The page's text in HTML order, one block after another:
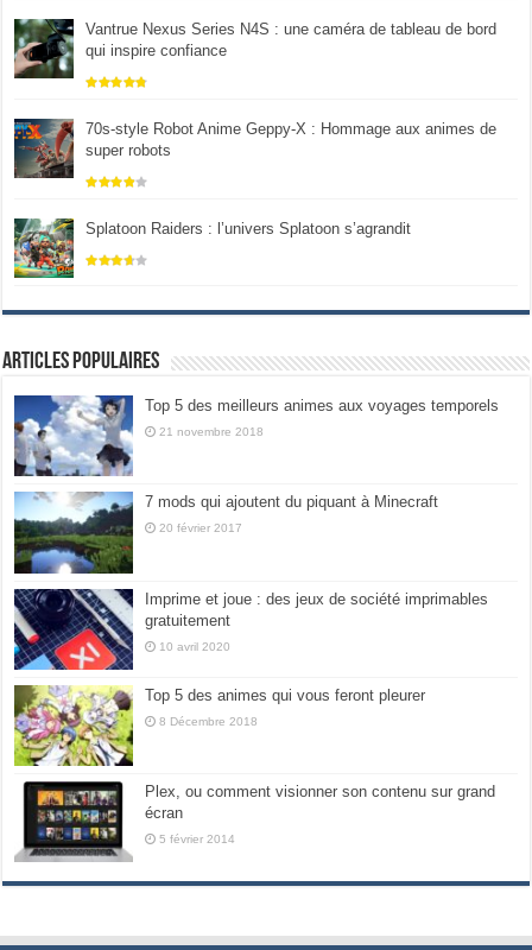
Vantrue Nexus Series N4S : une caméra de tableau de bord
qui inspire confiance
70s-style Robot Anime Geppy-X : Hommage aux animes de
super robots
Splatoon Raiders : l’univers Splatoon s’agrandit
Articles populaires
Top 5 des meilleurs animes aux voyages temporels
21 novembre 2018
7 mods qui ajoutent du piquant à Minecraft
20 février 2017
Imprime et joue : des jeux de société imprimables
gratuitement
10 avril 2020
Top 5 des animes qui vous feront pleurer
8 Décembre 2018
Plex, ou comment visionner son contenu sur grand
écran
5 février 2014